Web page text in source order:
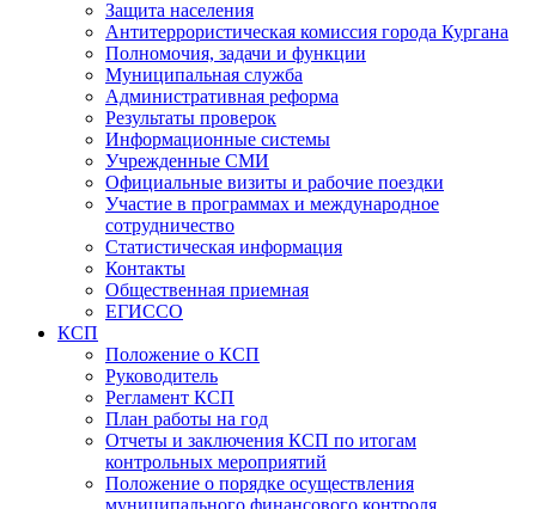
Защита населения
Антитеррористическая комиссия города Кургана
Полномочия, задачи и функции
Муниципальная служба
Административная реформа
Результаты проверок
Информационные системы
Учрежденные СМИ
Официальные визиты и рабочие поездки
Участие в программах и международное
сотрудничество
Статистическая информация
Контакты
Общественная приемная
ЕГИССО
КСП
Положение о КСП
Руководитель
Регламент КСП
План работы на год
Отчеты и заключения КСП по итогам
контрольных мероприятий
Положение о порядке осуществления
муниципального финансового контроля